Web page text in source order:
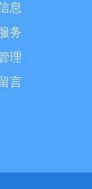
息
务
理
言